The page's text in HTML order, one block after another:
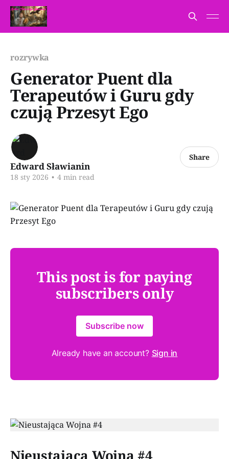
rozrywka
Generator Puent dla
Terapeutów i Guru gdy
czują Przesyt Ego
Edward Sławianin
18 sty 2026 • 4 min read
Share
This post is for paying
subscribers only
Subscribe now
Already have an account? Sign in
Nieustająca Wojna #4